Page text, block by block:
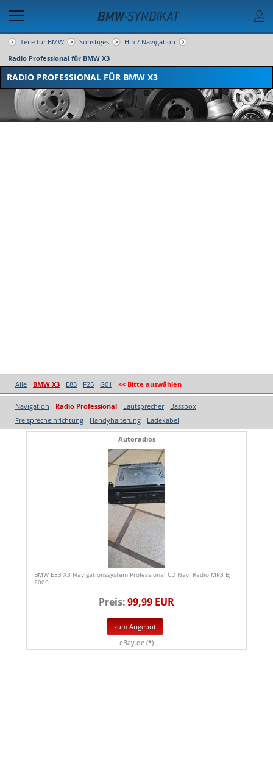
Teile für BMW Sonstiges
Hifi / Navigation
Radio Professional für BMW X3
RADIO PROFESSIONAL FÜR BMW X3
Alle BMW X3 E83 F25 G01 << Bitte auswählen
Navigation Radio Professional Lautsprecher
Bassbox
Freisprecheinrichtung
Handyhalterung Ladekabel
Autoradios
BMW E83 X3 Navigationssystem Professional CD Navi Radio MP3 Bj
2006
Preis:99,99 EUR
zum Angebot
eBay.de (*)